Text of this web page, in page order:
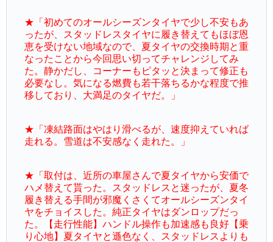
★「初めてのオールシーズンタイヤで少し不安もあ
ったが、スタッドレスタイヤに履き替えてもほぼ恩
恵を受けない地域なので、夏タイヤの交換時期と重
なったことから今回思い切ってチャレンジしてみ
た。静かだし、コーナーもピタッと決まって修正も
必要なし。気になる燃費も若干落ちるかな程度で推
移しており、大満足のタイヤだ。」
★「凍結路面はやはり滑べるが、速度抑えていれば
走れる。雪道は不安感なく走れた。」
★「取付は、近所の車屋さんで夏タイヤから安価で
ハメ替えて貰った。スタッドレスと迷ったが、夏冬
履き替える手間が邪魔くさくてオールシーズンタイ
ヤをチョイスした。純正タイヤはダンロップだっ
た。【走行性能】ハンドル操作も加速感も良好【乗
り心地】夏タイヤと遜色なく、スタッドレスよりも